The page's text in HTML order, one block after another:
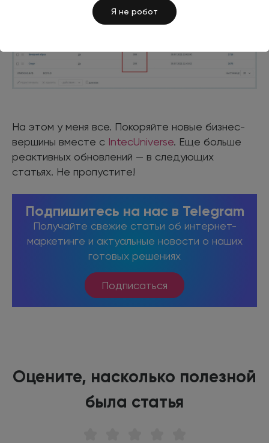
Я не робот
На этом у меня все. Покоряйте новые бизнес-
вершины вместе с IntecUniverse. Еще больше
реактивных обновлений — в следующих
статьях. Не пропустите!
Подпишитесь на нас в Telegram
Получайте свежие статьи об интернет-
маркетинге и актуальные новости о наших
готовых решениях
Подписаться
Оцените, насколько полезной
была статья